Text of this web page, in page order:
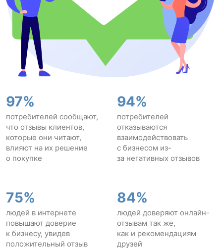
97%
потребителей сообщают,
что отзывы клиентов,
которые они читают,
влияют на их решение
о покупке
75%
людей в интернете
повышают доверие
к бизнесу, увидев
положительный отзыв
94%
потребителей
отказываются
взаимодействовать
с бизнесом из-
за негативных отзывов
84%
людей доверяют онлайн-
отзывам так же,
как и рекомендациям
друзей